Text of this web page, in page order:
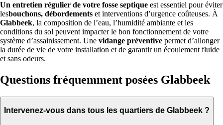
Un entretien régulier de votre fosse septique est essentiel pour éviter
lesbouchons, débordements et interventions d’urgence coûteuses. À
Glabbeek, la composition de l’eau, l’humidité ambiante et les
conditions du sol peuvent impacter le bon fonctionnement de votre
système d’assainissement. Une vidange préventive permet d’allonger
la durée de vie de votre installation et de garantir un écoulement fluide
et sans odeurs.
Questions fréquemment posées Glabbeek
Intervenez-vous dans tous les quartiers de Glabbeek ?